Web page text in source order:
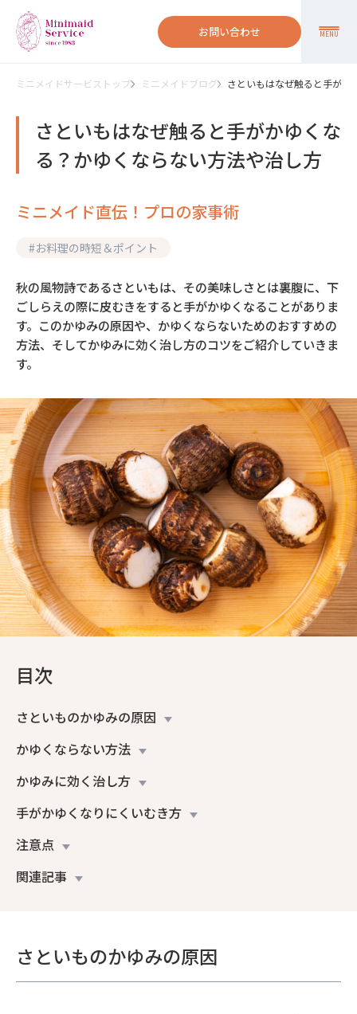
お問い合わせ MENU
ミニメイドサービストップ ミニメイドブログ さといもはなぜ触ると手が
さといもはなぜ触ると手がかゆくな
る？かゆくならない方法や治し方
ミニメイド直伝！プロの家事術
#お料理の時短＆ポイント
秋の風物詩であるさといもは、その美味しさとは裏腹に、下
ごしらえの際に皮むきをすると手がかゆくなることがありま
す。このかゆみの原因や、かゆくならないためのおすすめの
方法、そしてかゆみに効く治し方のコツをご紹介していきま
す。
目次
さといものかゆみの原因
かゆくならない方法
かゆみに効く治し方
手がかゆくなりにくいむき方
注意点
関連記事
さといものかゆみの原因